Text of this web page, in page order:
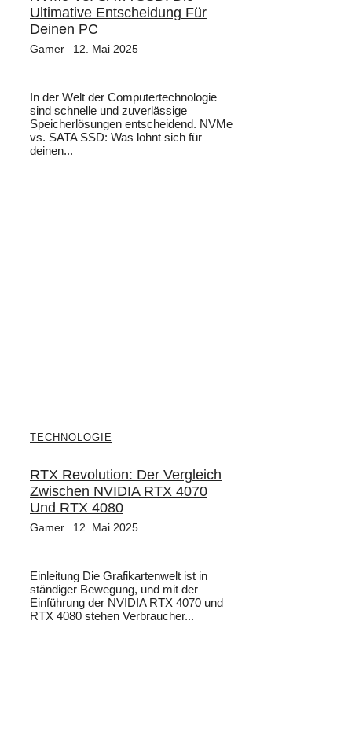
Ultimative Entscheidung Für
Deinen PC
Gamer 12. Mai 2025
In der Welt der Computertechnologie
sind schnelle und zuverlässige
Speicherlösungen entscheidend. NVMe
vs. SATA SSD: Was lohnt sich für
deinen...
TECHNOLOGIE
RTX Revolution: Der Vergleich
Zwischen NVIDIA RTX 4070
Und RTX 4080
Gamer 12. Mai 2025
Einleitung Die Grafikartenwelt ist in
ständiger Bewegung, und mit der
Einführung der NVIDIA RTX 4070 und
RTX 4080 stehen Verbraucher...